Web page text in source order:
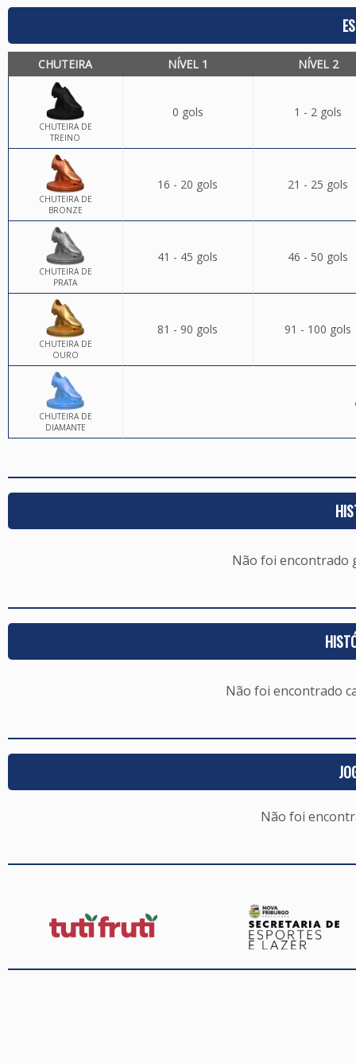
CHUTEIRA NÍVEL 1 NÍVEL 2
CHUTEIRA DE
TREINO
0 gols 1 - 2 gols
CHUTEIRA DE
BRONZE
16 - 20 gols 21 - 25 gols
CHUTEIRA DE
PRATA
41 - 45 gols 46 - 50 gols
CHUTEIRA DE
OURO
81 - 90 gols 91 - 100 gols
CHUTEIRA DE
DIAMANTE
Não foi encontrado
Não foi encontrado
Não foi